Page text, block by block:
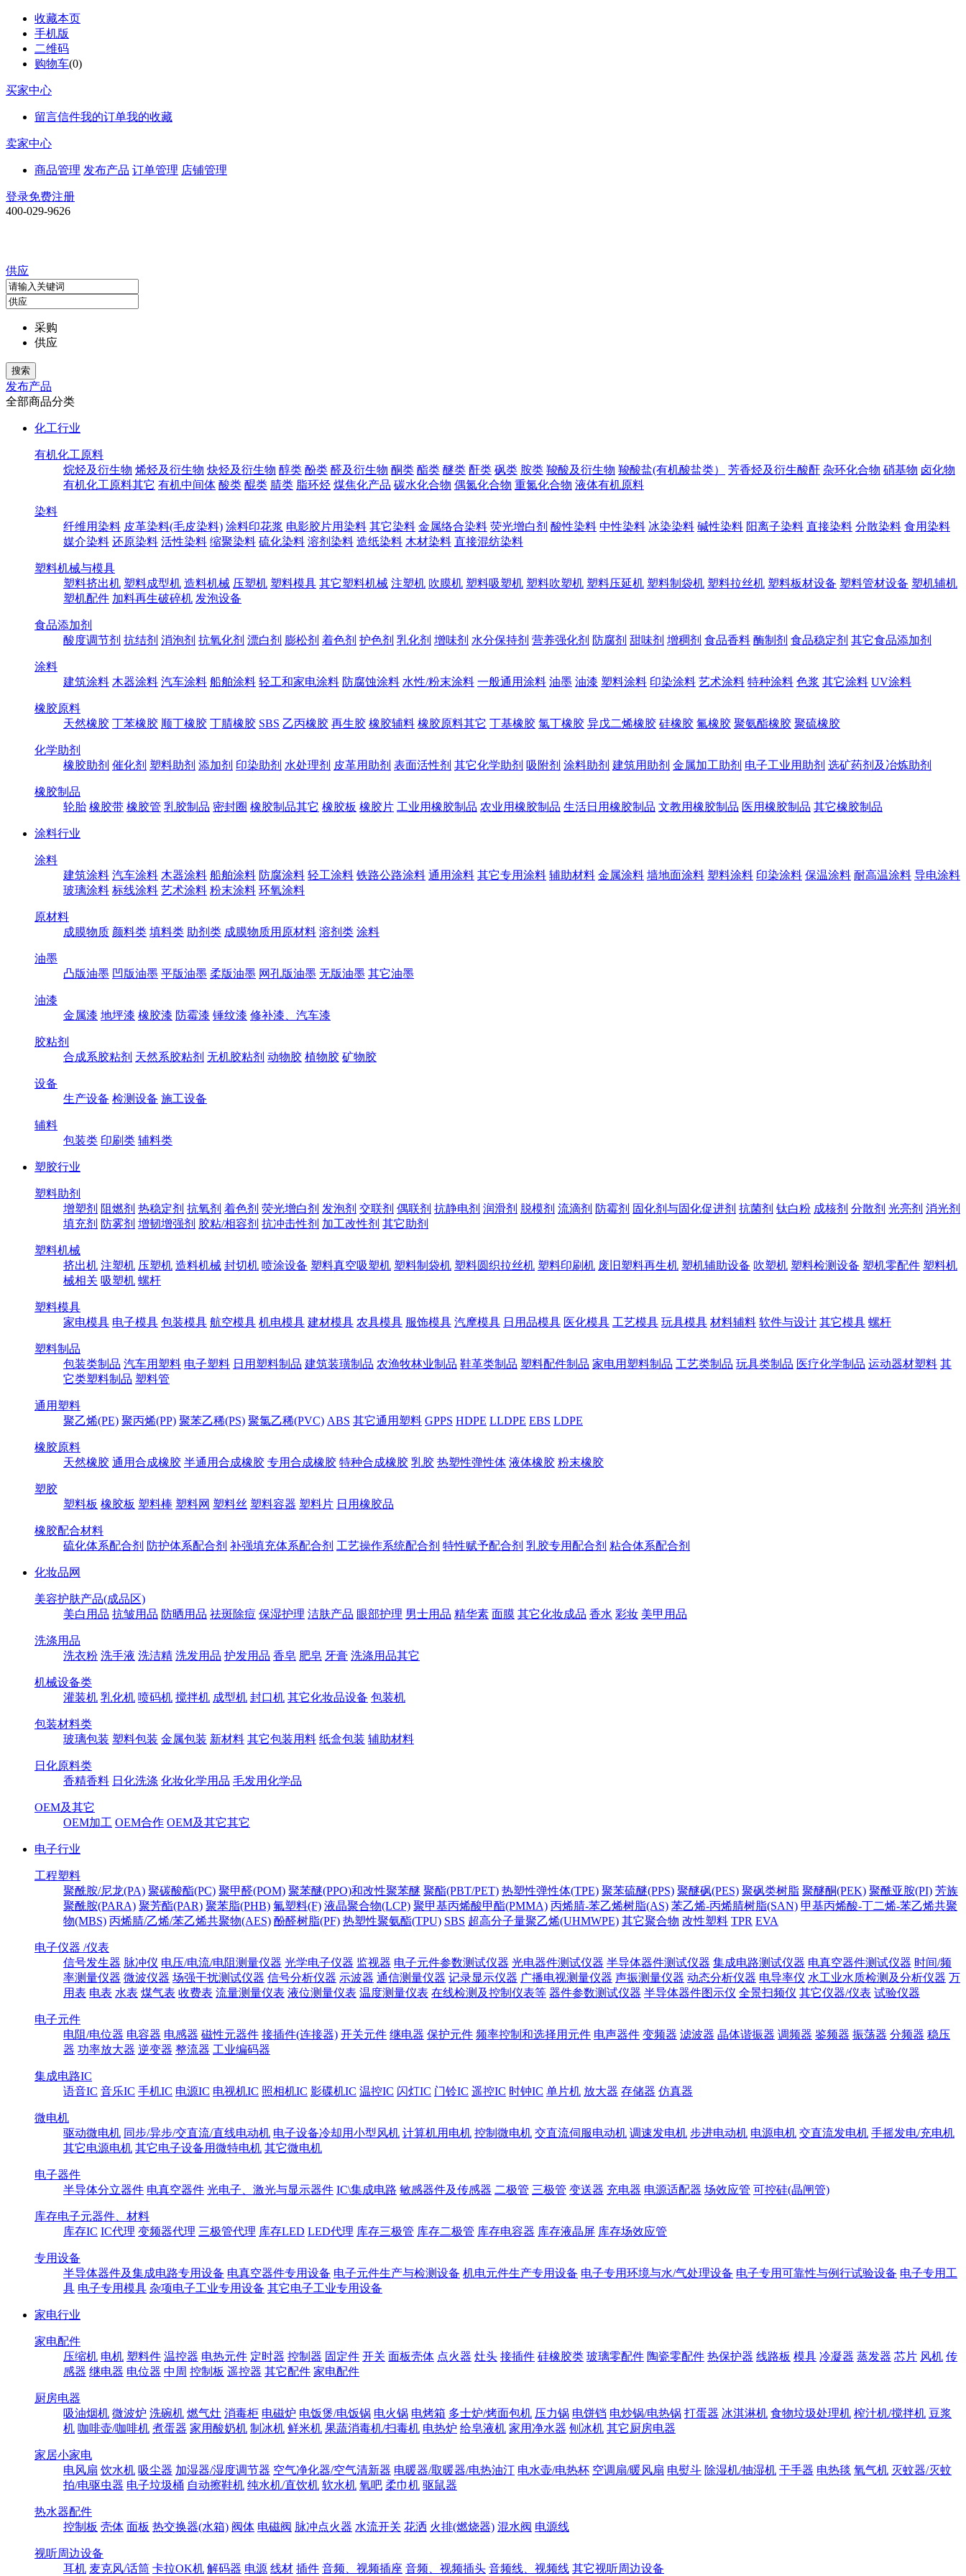
收藏本页
手机版
二维码
购物车(0)
买家中心
留言信件我的订单我的收藏
卖家中心
商品管理 发布产品 订单管理 店铺管理
登录免费注册
400-029-9626
供应
采购
供应
发布产品
全部商品分类
化工行业
有机化工原料
烷烃及衍生物 烯烃及衍生物 炔烃及衍生物 醇类 酚类 醛及衍生物 酮类 酯类 醚类 酐类 砜类 胺类 羧酸及衍生物 羧酸盐(有机酸盐类） 芳香烃及衍生酸酐 杂环化合物 硝基物 卤化物
有机化工原料其它 有机中间体 酸类 醌类 腈类 脂环烃 煤焦化产品 碳水化合物 偶氮化合物 重氮化合物 液体有机原料
染料
纤维用染料 皮革染料(毛皮染料) 涂料印花浆 电影胶片用染料 其它染料 金属络合染料 荧光增白剂 酸性染料 中性染料 冰染染料 碱性染料 阳离子染料 直接染料 分散染料 食用染料
媒介染料 还原染料 活性染料 缩聚染料 硫化染料 溶剂染料 造纸染料 木材染料 直接混纺染料
塑料机械与模具
塑料挤出机 塑料成型机 造料机械 压塑机 塑料模具 其它塑料机械 注塑机 吹膜机 塑料吸塑机 塑料吹塑机 塑料压延机 塑料制袋机 塑料拉丝机 塑料板材设备 塑料管材设备 塑机辅机
塑机配件 加料再生破碎机 发泡设备
食品添加剂
酸度调节剂 抗结剂 消泡剂 抗氧化剂 漂白剂 膨松剂 着色剂 护色剂 乳化剂 增味剂 水分保持剂 营养强化剂 防腐剂 甜味剂 增稠剂 食品香料 酶制剂 食品稳定剂 其它食品添加剂
涂料
建筑涂料 木器涂料 汽车涂料 船舶涂料 轻工和家电涂料 防腐蚀涂料 水性/粉末涂料 一般通用涂料 油墨 油漆 塑料涂料 印染涂料 艺术涂料 特种涂料 色浆 其它涂料 UV涂料
橡胶原料
天然橡胶 丁苯橡胶 顺丁橡胶 丁腈橡胶 SBS 乙丙橡胶 再生胶 橡胶辅料 橡胶原料其它 丁基橡胶 氯丁橡胶 异戊二烯橡胶 硅橡胶 氟橡胶 聚氨酯橡胶 聚硫橡胶
化学助剂
橡胶助剂 催化剂 塑料助剂 添加剂 印染助剂 水处理剂 皮革用助剂 表面活性剂 其它化学助剂 吸附剂 涂料助剂 建筑用助剂 金属加工助剂 电子工业用助剂 选矿药剂及冶炼助剂
橡胶制品
轮胎 橡胶带 橡胶管 乳胶制品 密封圈 橡胶制品其它 橡胶板 橡胶片 工业用橡胶制品 农业用橡胶制品 生活日用橡胶制品 文教用橡胶制品 医用橡胶制品 其它橡胶制品
涂料行业
涂料
建筑涂料 汽车涂料 木器涂料 船舶涂料 防腐涂料 轻工涂料 铁路公路涂料 通用涂料 其它专用涂料 辅助材料 金属涂料 墙地面涂料 塑料涂料 印染涂料 保温涂料 耐高温涂料 导电涂料
玻璃涂料 标线涂料 艺术涂料 粉末涂料 环氧涂料
原材料
成膜物质 颜料类 填料类 助剂类 成膜物质用原材料 溶剂类 涂料
油墨
凸版油墨 凹版油墨 平版油墨 柔版油墨 网孔版油墨 无版油墨 其它油墨
油漆
金属漆 地坪漆 橡胶漆 防霉漆 锤纹漆 修补漆、汽车漆
胶粘剂
合成系胶粘剂 天然系胶粘剂 无机胶粘剂 动物胶 植物胶 矿物胶
设备
生产设备 检测设备 施工设备
辅料
包装类 印刷类 辅料类
塑胶行业
塑料助剂
增塑剂 阻燃剂 热稳定剂 抗氧剂 着色剂 荧光增白剂 发泡剂 交联剂 偶联剂 抗静电剂 润滑剂 脱模剂 流滴剂 防霉剂 固化剂与固化促进剂 抗菌剂 钛白粉 成核剂 分散剂 光亮剂 消光剂
填充剂 防雾剂 增韧增强剂 胶粘/相容剂 抗冲击性剂 加工改性剂 其它助剂
塑料机械
挤出机 注塑机 压塑机 造料机械 封切机 喷涂设备 塑料真空吸塑机 塑料制袋机 塑料圆织拉丝机 塑料印刷机 废旧塑料再生机 塑机辅助设备 吹塑机 塑料检测设备 塑机零配件 塑料机
械相关 吸塑机 螺杆
塑料模具
家电模具 电子模具 包装模具 航空模具 机电模具 建材模具 农具模具 服饰模具 汽摩模具 日用品模具 医化模具 工艺模具 玩具模具 材料辅料 软件与设计 其它模具 螺杆
塑料制品
包装类制品 汽车用塑料 电子塑料 日用塑料制品 建筑装璜制品 农渔牧林业制品 鞋革类制品 塑料配件制品 家电用塑料制品 工艺类制品 玩具类制品 医疗化学制品 运动器材塑料 其
它类塑料制品 塑料管
通用塑料
聚乙烯(PE) 聚丙烯(PP) 聚苯乙稀(PS) 聚氯乙稀(PVC) ABS 其它通用塑料 GPPS HDPE LLDPE EBS LDPE
橡胶原料
天然橡胶 通用合成橡胶 半通用合成橡胶 专用合成橡胶 特种合成橡胶 乳胶 热塑性弹性体 液体橡胶 粉末橡胶
塑胶
塑料板 橡胶板 塑料棒 塑料网 塑料丝 塑料容器 塑料片 日用橡胶品
橡胶配合材料
硫化体系配合剂 防护体系配合剂 补强填充体系配合剂 工艺操作系统配合剂 特性赋予配合剂 乳胶专用配合剂 粘合体系配合剂
化妆品网
美容护肤产品(成品区)
美白用品 抗皱用品 防晒用品 祛斑除痘 保湿护理 洁肤产品 眼部护理 男士用品 精华素 面膜 其它化妆成品 香水 彩妆 美甲用品
洗涤用品
洗衣粉 洗手液 洗洁精 洗发用品 护发用品 香皂 肥皂 牙膏 洗涤用品其它
机械设备类
灌装机 乳化机 喷码机 搅拌机 成型机 封口机 其它化妆品设备 包装机
包装材料类
玻璃包装 塑料包装 金属包装 新材料 其它包装用料 纸盒包装 辅助材料
日化原料类
香精香料 日化洗涤 化妆化学用品 毛发用化学品
OEM及其它
OEM加工 OEM合作 OEM及其它其它
电子行业
工程塑料
聚酰胺/尼龙(PA) 聚碳酸酯(PC) 聚甲醛(POM) 聚苯醚(PPO)和改性聚苯醚 聚酯(PBT/PET) 热塑性弹性体(TPE) 聚苯硫醚(PPS) 聚醚砜(PES) 聚砜类树脂 聚醚酮(PEK) 聚酰亚胺(PI) 芳族
聚酰胺(PARA) 聚芳酯(PAR) 聚苯脂(PHB) 氟塑料(F) 液晶聚合物(LCP) 聚甲基丙烯酸甲酯(PMMA) 丙烯腈-苯乙烯树脂(AS) 苯乙烯-丙烯腈树脂(SAN) 甲基丙烯酸-丁二烯-苯乙烯共聚
物(MBS) 丙烯腈/乙烯/苯乙烯共聚物(AES) 酚醛树脂(PF) 热塑性聚氨酯(TPU) SBS 超高分子量聚乙烯(UHMWPE) 其它聚合物 改性塑料 TPR EVA
电子仪器 /仪表
信号发生器 脉冲仪 电压/电流/电阻测量仪器 光学电子仪器 监视器 电子元件参数测试仪器 光电器件测试仪器 半导体器件测试仪器 集成电路测试仪器 电真空器件测试仪器 时间/频
率测量仪器 微波仪器 场强干扰测试仪器 信号分析仪器 示波器 通信测量仪器 记录显示仪器 广播电视测量仪器 声振测量仪器 动态分析仪器 电导率仪 水工业水质检测及分析仪器 万
用表 电表 水表 煤气表 收费表 流量测量仪表 液位测量仪表 温度测量仪表 在线检测及控制仪表等 器件参数测试仪器 半导体器件图示仪 全景扫频仪 其它仪器/仪表 试验仪器
电子元件
电阻/电位器 电容器 电感器 磁性元器件 接插件(连接器) 开关元件 继电器 保护元件 频率控制和选择用元件 电声器件 变频器 滤波器 晶体谐振器 调频器 鉴频器 振荡器 分频器 稳压
器 功率放大器 逆变器 整流器 工业编码器
集成电路IC
语音IC 音乐IC 手机IC 电源IC 电视机IC 照相机IC 影碟机IC 温控IC 闪灯IC 门铃IC 遥控IC 时钟IC 单片机 放大器 存储器 仿真器
微电机
驱动微电机 同步/异步/交直流/直线电动机 电子设备冷却用小型风机 计算机用电机 控制微电机 交直流伺服电动机 调速发电机 步进电动机 电源电机 交直流发电机 手摇发电/充电机
其它电源电机 其它电子设备用微特电机 其它微电机
电子器件
半导体分立器件 电真空器件 光电子、激光与显示器件 IC\集成电路 敏感器件及传感器 二极管 三极管 变送器 充电器 电源适配器 场效应管 可控硅(晶闸管)
库存电子元器件、材料
库存IC IC代理 变频器代理 三极管代理 库存LED LED代理 库存三极管 库存二极管 库存电容器 库存液晶屏 库存场效应管
专用设备
半导体器件及集成电路专用设备 电真空器件专用设备 电子元件生产与检测设备 机电元件生产专用设备 电子专用环境与水/气处理设备 电子专用可靠性与例行试验设备 电子专用工
具 电子专用模具 杂项电子工业专用设备 其它电子工业专用设备
家电行业
家电配件
压缩机 电机 塑料件 温控器 电热元件 定时器 控制器 固定件 开关 面板壳体 点火器 灶头 接插件 硅橡胶类 玻璃零配件 陶瓷零配件 热保护器 线路板 模具 冷凝器 蒸发器 芯片 风机 传
感器 继电器 电位器 中周 控制板 遥控器 其它配件 家电配件
厨房电器
吸油烟机 微波炉 洗碗机 燃气灶 消毒柜 电磁炉 电饭煲/电饭锅 电火锅 电烤箱 多士炉/烤面包机 压力锅 电饼铛 电炒锅/电热锅 打蛋器 冰淇淋机 食物垃圾处理机 榨汁机/搅拌机 豆浆
机 咖啡壶/咖啡机 煮蛋器 家用酸奶机 制冰机 鲜米机 果蔬消毒机/扫毒机 电热炉 给皂液机 家用净水器 刨冰机 其它厨房电器
家居小家电
电风扇 饮水机 吸尘器 加湿器/湿度调节器 空气净化器/空气清新器 电暖器/取暖器/电热油汀 电水壶/电热杯 空调扇/暖风扇 电熨斗 除湿机/抽湿机 干手器 电热毯 氧气机 灭蚊器/灭蚊
拍/电驱虫器 电子垃圾桶 自动擦鞋机 纯水机/直饮机 软水机 氧吧 柔巾机 驱鼠器
热水器配件
控制板 壳体 面板 热交换器(水箱) 阀体 电磁阀 脉冲点火器 水流开关 花洒 火排(燃烧器) 混水阀 电源线
视听周边设备
耳机 麦克风/话筒 卡拉OK机 解码器 电源 线材 插件 音频、视频插座 音频、视频插头 音频线、视频线 其它视听周边设备